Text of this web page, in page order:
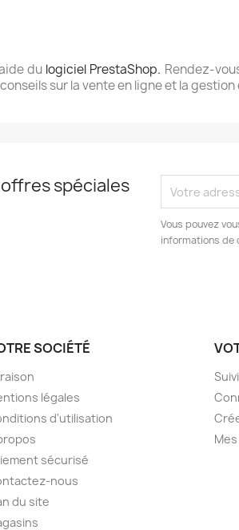
du logiciel PrestaShop. Rendez-
sur la vente en ligne et la
spéciales
Vous pouvez
informations de
SOCIÉTÉ
légales
d'utilisation
sécurisé
nous
du site